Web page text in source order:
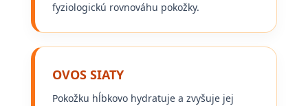
fyziologickú rovnováhu pokožky.
OVOS SIATY
Pokožku hĺbkovo hydratuje a zvyšuje jej